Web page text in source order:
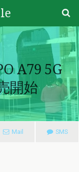
A79 5G
開始
Mail SMS